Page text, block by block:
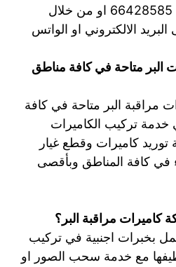
على صفحتنا الالكترونية 66428585 او من خلال
الالكتروني او الواتس
متاحة في كافة مناطق
مراقبة البر متاحة في كافة
خدمة تركيب الكاميرات
كاميرات وقطع غيار
في كافة المناطق وبأقصى
مراقبة البر؟
بخبرات اجنبية في تركيب
مع خدمة سحب الصور او